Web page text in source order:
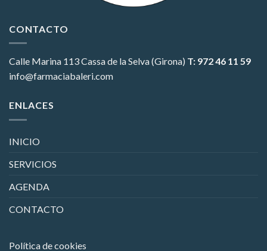
CONTACTO
Calle Marina 113Cassa de la Selva (Girona) T: 972 46 11 59
info@farmaciabaleri.com
ENLACES
INICIO
SERVICIOS
AGENDA
CONTACTO
Política de cookies